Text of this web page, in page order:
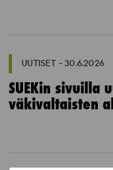
UUTISET - 30.6.2026
SUEKin sivuilla
väkivaltaisten